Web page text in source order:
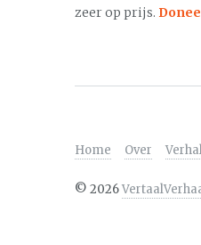
zeer op prijs.
Home Over
© 2026